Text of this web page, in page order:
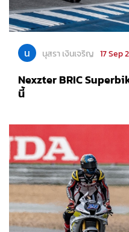
น นุสรา เงินเจริญ 17 Sep
Nexzter BRIC
นี้